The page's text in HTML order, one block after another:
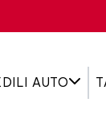
AUTO